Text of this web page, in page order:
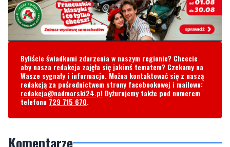
Byliście świadkami zdarzenia w naszym regionie? Chcecie
aby nasza redakcja zajęła się jakimś tematem? Czekamy na
Wasze sygnały i informacje. Można kontaktować się z naszą
redakcja@nadmorski24.plDyżurujemy także pod numerem
telefonu729 715 670.
Komentarze
Pomijając to, gdzie można pić, a gdzie nie. Czy to naprawdę